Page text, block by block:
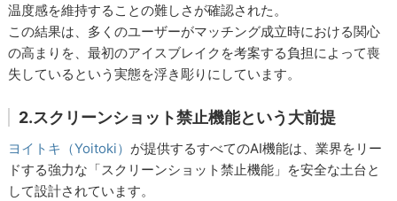
温度感を維持することの難しさが確認された。
この結果は、多くのユーザーがマッチング成立時における関心
の高まりを、最初のアイスブレイクを考案する負担によって喪
失しているという実態を浮き彫りにしています。
2.スクリーンショット禁止機能という大前提
ヨイトキ（Yoitoki） が提供するすべてのAI機能は、業界をリー
ドする強力な「スクリーンショット禁止機能」を安全な土台と
して設計されています。